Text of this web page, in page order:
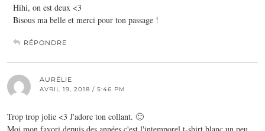
Hihi, on est deux <3
Bisous ma belle et merci pour ton passage !
RÉPONDRE
AURÉLIE
AVRIL 19, 2018 / 5:46 PM
Trop trop jolie <3 J'adore ton collant. 🙂